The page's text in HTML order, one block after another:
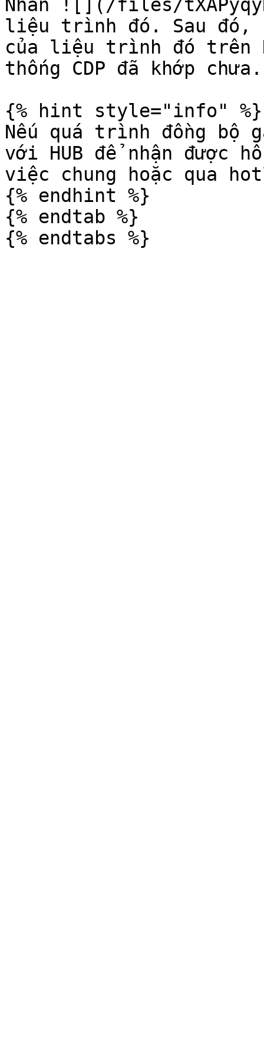
Nhấn ![](/files/
liệu trình đó. Sau đó,
của liệu trình đó trên
thống CDP đã khớp chưa.
{% hint style="info" %}
Nếu quá trình đồng bộ
với HUB để nhận được
việc chung hoặc qua
{% endhint %}
{% endtab %}